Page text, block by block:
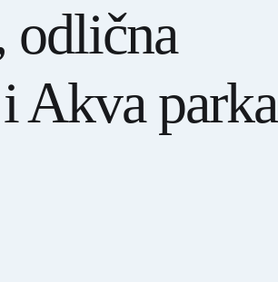
odlična
Akva parka